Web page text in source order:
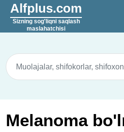
Alfplus.com
Sizning sog'liqni saqlash
maslahatchisi
Melanoma